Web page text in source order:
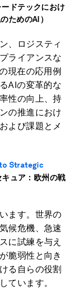
ードテックにおけ
ためのAI）
、ロジスティ
ライアンスな
現在の応用例
AIの変革的な
性の向上、持
の推進におけ
よび課題とメ
Strategic
キュア：欧州の戦
ます。世界の
候危機、急速
に試練を与え
脆弱性と向き
る自らの役割
ています。